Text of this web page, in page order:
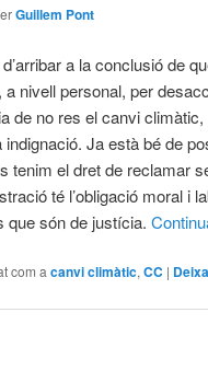
Guillem Pont
a la conclusió de
a nivell personal, per
de no res el canvi
indignació. Ja està bé de
tenim el dret de reclamar
té l’obligació moral i
que són de justícia.
com a canvi climàtic,CC |